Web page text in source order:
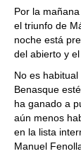
Por la
el triunfo de
noche está
del abierto y
No es
Benasque
ha ganado a
aún menos
en la lista
Manuel